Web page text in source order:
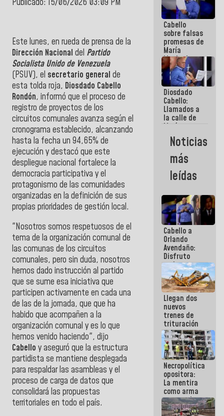
Este lunes, en rueda de prensa de la
Dirección Nacional del Partido
Socialista Unido de Venezuela
(PSUV), el secretario general de
esta tolda roja, Diosdado Cabello
Rondón, informó que el proceso de
registro de proyectos de los
circuitos comunales avanza según el
cronograma establecido, alcanzando
hasta la fecha un 94,65% de
ejecución y destacó que este
despliegue nacional fortalece la
democracia participativa y el
protagonismo de las comunidades
organizadas en la definición de sus
propias prioridades de gestión local.
"Nosotros somos respetuosos de el
tema de la organización comunal de
las comunas de los circuitos
comunales, pero sin duda, nosotros
hemos dado instrucción al partido
que se sume esa iniciativa que
participen activamente en cada una
de las de la jornada, que que ha
habido que acompañen a la
organización comunal y es lo que
hemos venido haciendo", dijo
Cabello y aseguró que la estructura
partidista se mantiene desplegada
para respaldar las asambleas y el
proceso de carga de datos que
consolidará las propuestas
territoriales en todo el país.
organización
política más
sólida de
Venezuela
Cabello
sobre falsas
promesas de
María
Machado:
¿Quién le
puede creer?
¿Y la gente
que ella iba
a salvar en
La Guaira?
Diosdado
Cabello:
Llamados a
la calle de
María
Machado se
estrellaron
de frente
contra el
Pueblo
Noticias
más
leídas
Cabello a
Orlando
Avendaño:
Disfruto
cada vez
que escribes
porque lo
que haces
es
embarrarla
Llegan dos
nuevos
trenes de
trituración
para
optimizar
manejo de
escombros
en La Guaira
Necropolítica
opositora:
La mentira
como arma
contra el
Pueblo